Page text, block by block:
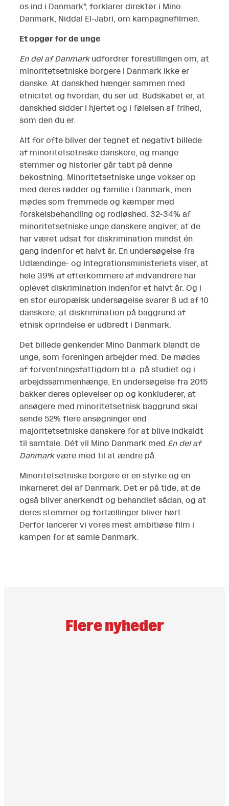
os ind i Danmark”, forklarer direktør i Mino
Danmark, Niddal El-Jabri, om kampagnefilmen.
Et opgør for de unge
En del af Danmarkudfordrer forestillingen om, at
minoritetsetniske borgere i Danmark ikke er
danske. At danskhed hænger sammen med
etnicitet og hvordan, du ser ud. Budskabet er, at
danskhed sidder i hjertet og i følelsen af frihed,
som den du er.
Alt for ofte bliver der tegnet et negativt billede
af minoritetsetniske danskere, og mange
stemmer og historier går tabt på denne
bekostning. Minoritetsetniske unge vokser op
med deres rødder og familie i Danmark, men
mødes som fremmede og kæmper med
forskelsbehandling og rodløshed. 32-34% af
minoritetsetniske unge danskere angiver, at de
har været udsat for diskrimination mindst én
gang indenfor et halvt år. En undersøgelse fra
Udlændinge- og Integrationsministeriets viser, at
hele 39% af efterkommere af indvandrere har
oplevet diskrimination indenfor et halvt år. Og i
en stor europæisk undersøgelse svarer 8 ud af 10
danskere, at diskrimination på baggrund af
etnisk oprindelse er udbredt i Danmark.
Det billede genkender Mino Danmark blandt de
unge, som foreningen arbejder med. De mødes
af forventningsfattigdom bl.a. på studiet og i
arbejdssammenhænge. En undersøgelse fra 2015
bakker deres oplevelser op og konkluderer, at
ansøgere med minoritetsetnisk baggrund skal
sende 52% flere ansøgninger end
majoritetsetniske danskere for at blive indkaldt
til samtale. Dét vil Mino Danmark med En del af
Danmarkvære med til at ændre på.
Minoritetsetniske borgere er en styrke og en
inkarneret del af Danmark. Det er på tide, at de
også bliver anerkendt og behandlet sådan, og at
deres stemmer og fortællinger bliver hørt.
Derfor lancerer vi vores mest ambitiøse film i
kampen for at samle Danmark.
Flere nyheder